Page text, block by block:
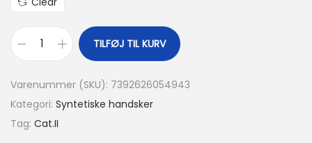
TILFØJ TIL KURV
Varenummer (SKU): 7392626054943
Kategori: Syntetiske handsker
Tag: Cat.II